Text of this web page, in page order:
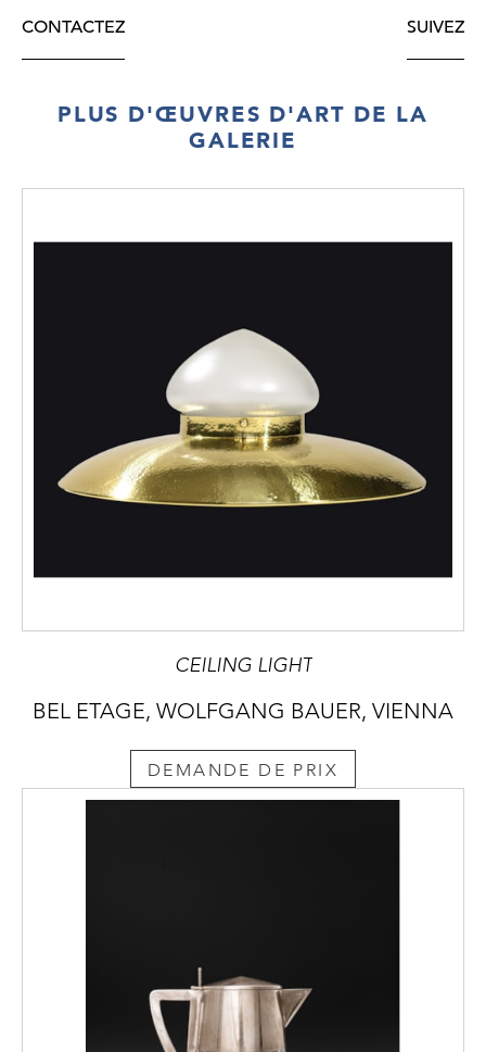
CONTACTEZ SUIVEZ
PLUS D'ŒUVRES D'ART DE LA
GALERIE
CEILING LIGHT
BEL ETAGE, WOLFGANG BAUER, VIENNA
DEMANDE DE PRIX